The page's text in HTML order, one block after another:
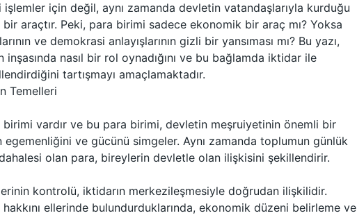
için değil, aynı zamanda devletin vatandaşlarıyla kurduğu
araçtır. Peki, para birimi sadece ekonomik bir araç mı? Yoksa
ve demokrasi anlayışlarının gizli bir yansıması mı? Bu yazı,
nasıl bir rol oynadığını ve bu bağlamda iktidar ile
tartışmayı amaçlamaktadır.
Temelleri
vardır ve bu para birimi, devletin meşruiyetinin önemli bir
ve gücünü simgeler. Aynı zamanda toplumun günlük
olan para, bireylerin devletle olan ilişkisini şekillendirir.
kontrolü, iktidarın merkezileşmesiyle doğrudan ilişkilidir.
ellerinde bulundurduklarında, ekonomik düzeni belirleme ve